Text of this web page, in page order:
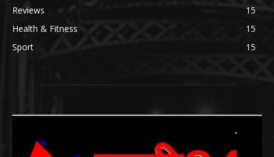
Reviews
15
Health & Fitness
15
Sport
15